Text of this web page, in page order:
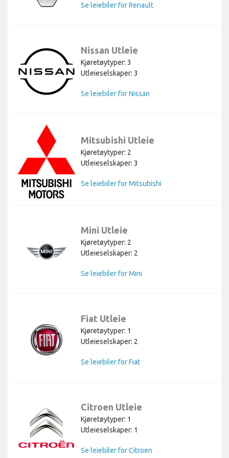
Se leiebiler for Renault
Nissan Utleie
Kjøretøytyper: 3
Utleieselskaper: 3
Se leiebiler for Nissan
Mitsubishi Utleie
Kjøretøytyper: 2
Utleieselskaper: 3
Se leiebiler for Mitsubishi
Mini Utleie
Kjøretøytyper: 2
Utleieselskaper: 2
Se leiebiler for Mini
Fiat Utleie
Kjøretøytyper: 1
Utleieselskaper: 2
Se leiebiler for Fiat
Citroen Utleie
Kjøretøytyper: 1
Utleieselskaper: 1
Se leiebiler for Citroen